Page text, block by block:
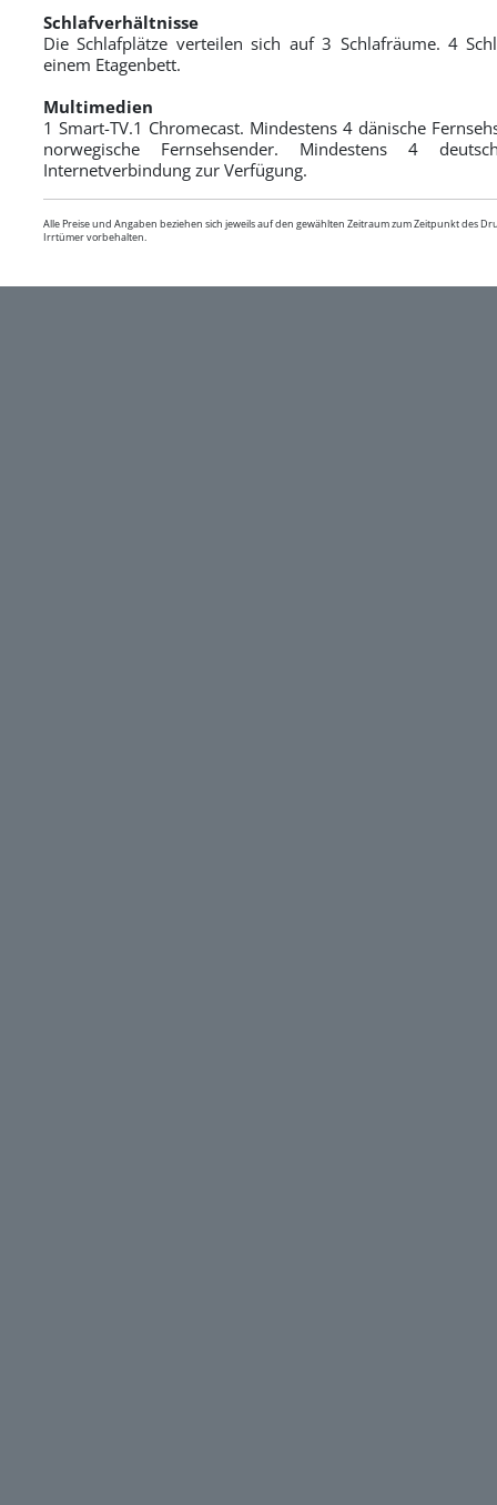
Schlafverhältnisse
Die Schlafplätze verteilen sich auf 3 Schlafräume. 4
einem Etagenbett.
Multimedien
1 Smart-TV.1 Chromecast. Mindestens 4 dänische
norwegische Fernsehsender. Mindestens 4
Internetverbindung zur Verfügung.
Alle Preise und Angaben beziehen sich jeweils auf den gewählten Zeitraum zum Zeitpunkt des
Irrtümer vorbehalten.